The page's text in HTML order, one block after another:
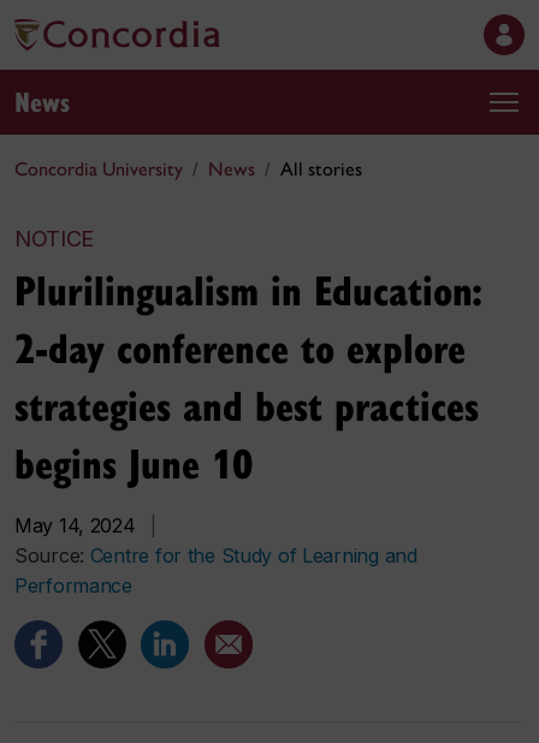
News
Concordia University News All stories
NOTICE
Plurilingualism in Education:
2-day conference to explore
strategies and best practices
begins June 10
May 14, 2024
Source: Centre for the Study of Learning and
Performance